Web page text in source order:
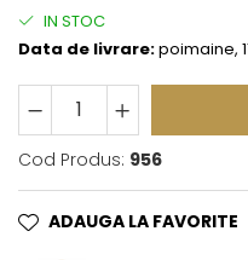
IN STOC
Data de livrare:poimaine,
Cod Produs: 956
ADAUGA LA FAVORITE